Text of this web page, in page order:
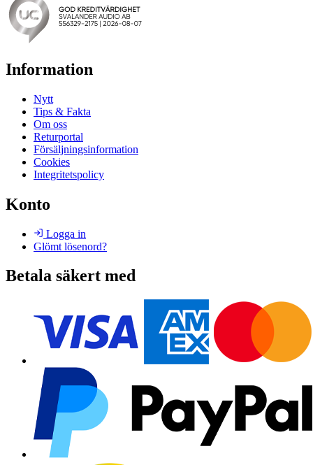
Information
Nytt
Tips & Fakta
Om oss
Returportal
Försäljningsinformation
Cookies
Integritetspolicy
Konto
Logga in
Glömt lösenord?
Betala säkert med